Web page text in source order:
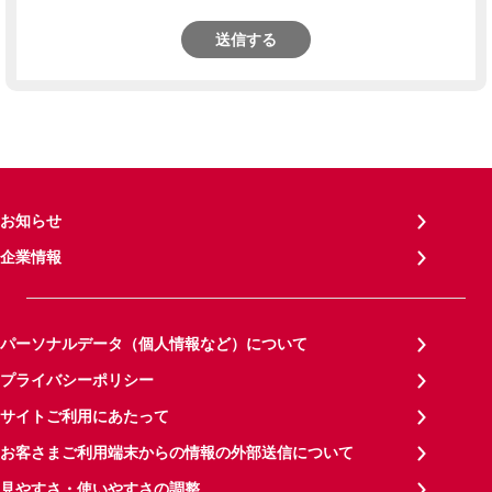
送信する
お知らせ
企業情報
パーソナルデータ（個人情報など）について
プライバシーポリシー
サイトご利用にあたって
お客さまご利用端末からの情報の外部送信について